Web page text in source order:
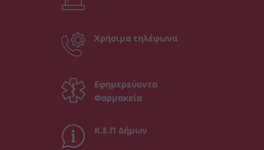
Χρήσιμα τηλέφωνα
Εφημερεύοντα
Φαρμακεία
Κ.Ε.Π Δήμων